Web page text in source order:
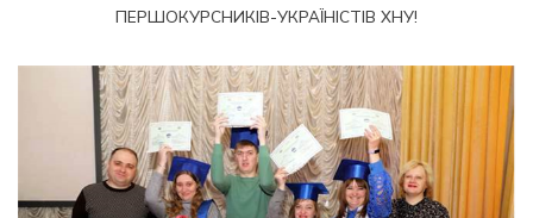
ПЕРШОКУРСНИКІВ-УКРАЇНІСТІВ ХНУ!